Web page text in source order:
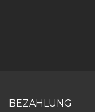
BEZAHLUNG